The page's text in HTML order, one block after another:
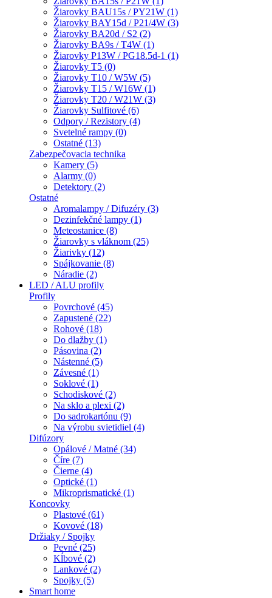
Žiarovky BAU15s / PY21W (1)
Žiarovky BAY15d / P21/4W (3)
Žiarovky BA20d / S2 (2)
Žiarovky BA9s / T4W (1)
Žiarovky P13W / PG18.5d-1 (1)
Žiarovky T5 (0)
Žiarovky T10 / W5W (5)
Žiarovky T15 / W16W (1)
Žiarovky T20 / W21W (3)
Žiarovky Sulfitové (6)
Odpory / Rezistory (4)
Svetelné rampy (0)
Ostatné (13)
Zabezpečovacia technika
Kamery (5)
Alarmy (0)
Detektory (2)
Ostatné
Aromalampy / Difuzéry (3)
Dezinfekčné lampy (1)
Meteostanice (8)
Žiarovky s vláknom (25)
Žiarivky (12)
Spájkovanie (8)
Náradie (2)
LED / ALU profily
Profily
Povrchové (45)
Zapustené (22)
Rohové (18)
Do dlažby (1)
Pásovina (2)
Nástenné (5)
Závesné (1)
Soklové (1)
Schodiskové (2)
Na sklo a plexi (2)
Do sadrokartónu (9)
Na výrobu svietidiel (4)
Difúzory
Opálové / Matné (34)
Číre (7)
Čierne (4)
Optické (1)
Mikroprismatické (1)
Koncovky
Plastové (61)
Kovové (18)
Držiaky / Spojky
Pevné (25)
Kĺbové (2)
Lankové (2)
Spojky (5)
Smart home